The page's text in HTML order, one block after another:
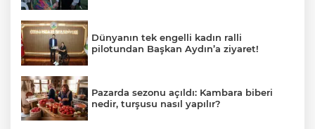
Dünyanın tek engelli kadın ralli
pilotundan Başkan Aydın’a ziyaret!
Pazarda sezonu açıldı: Kambara biberi
nedir, turşusu nasıl yapılır?